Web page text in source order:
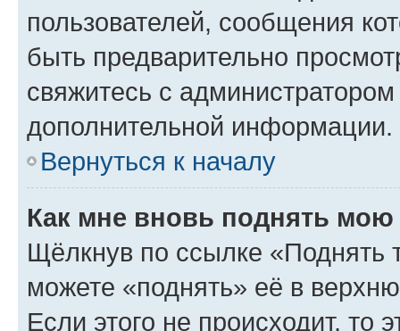
пользователей, сообщения
быть предварительно
свяжитесь с
дополнительной информации.
Вернуться к началу
Как мне вновь поднять мою
Щёлкнув по ссылке «Поднять
можете «поднять» её в
Если этого не происходит, то